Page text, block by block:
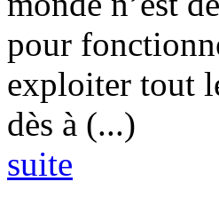
pour
exploiter tout
dès à (...)
suite